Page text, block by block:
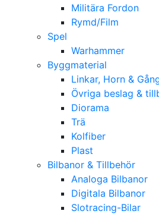
Militära Fordon
Rymd/Film
Spel
Warhammer
Byggmaterial
Linkar, Horn &
Övriga beslag &
Diorama
Trä
Kolfiber
Plast
Bilbanor & Tillbehör
Analoga Bilbanor
Digitala Bilbanor
Slotracing-Bilar